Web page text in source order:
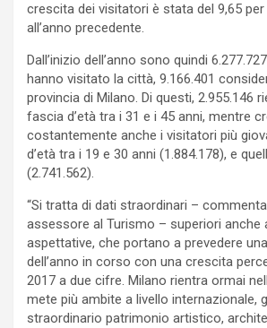
crescita dei visitatori è stata del 9,65
all’anno precedente.
Dall’inizio dell’anno sono quindi
hanno visitato la città, 9.166.401
provincia di Milano. Di questi, 2.955.146
fascia d’età tra i 31 e i 45 anni, mentre
costantemente anche i visitatori più
d’età tra i 19 e 30 anni (1.884.178), e
(2.741.562).
“Si tratta di dati straordinari –
assessore al Turismo – superiori anche
aspettative, che portano a prevedere
dell’anno in corso con una crescita
2017 a due cifre. Milano rientra ormai
mete più ambite a livello internazionale,
straordinario patrimonio artistico,